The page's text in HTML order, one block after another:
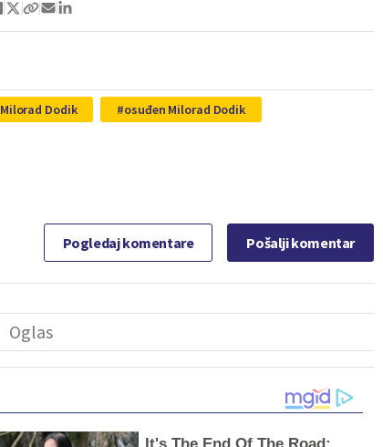
Milorad Dodik
osuđen Milorad Dodik
Pogledaj komentare Pošalji komentar